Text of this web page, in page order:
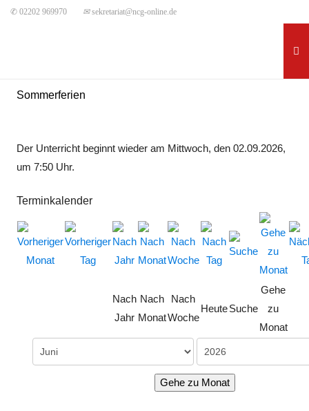
✆ 02202 969970 ✉sekretariat@ncg-online.de
Sommerferien
Der Unterricht beginnt wieder am Mittwoch, den 02.09.2026,
um 7:50 Uhr.
Terminkalender
Nach
Jahr
Nach
Monat
Nach
Woche
HeuteSuche
Gehe
zu
Monat
Gehe zu Monat